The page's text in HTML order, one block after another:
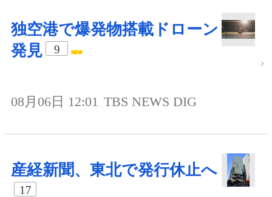
独空港で爆発物搭載ドローン
発見
9
08月06日 12:01 TBS NEWS DIG
産経新聞、東北で発行休止へ
17